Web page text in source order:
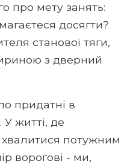
про мету занять:
досягти?
станової тяги,
з дверний
придатні в
житті, де
хвалитися потужним
ворогові - ми,